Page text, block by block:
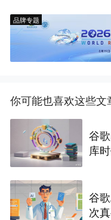
品牌专题
你可能也喜欢这些文
谷
库
谷
次